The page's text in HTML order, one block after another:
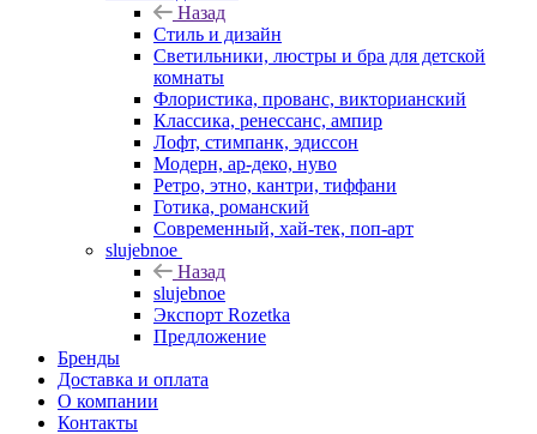
Назад
Стиль и дизайн
Светильники, люстры и бра для детской
комнаты
Флористика, прованс, викторианский
Классика, ренессанс, ампир
Лофт, стимпанк, эдиссон
Модерн, ар-деко, нуво
Ретро, этно, кантри, тиффани
Готика, романский
Современный, хай-тек, поп-арт
slujebnoe
Назад
slujebnoe
Экспорт Rozetka
Предложение
Бренды
Доставка и оплата
О компании
Контакты